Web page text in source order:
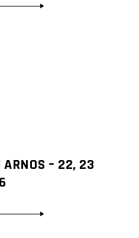
ARNOS – 22, 23